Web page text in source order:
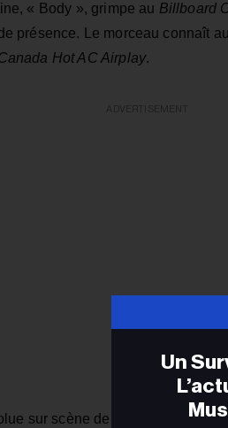
« Body », grimpe au Billboard
présence. Le morceau connaît
Hot AC Airplay.
sur scène depuis plus de vingt
Un